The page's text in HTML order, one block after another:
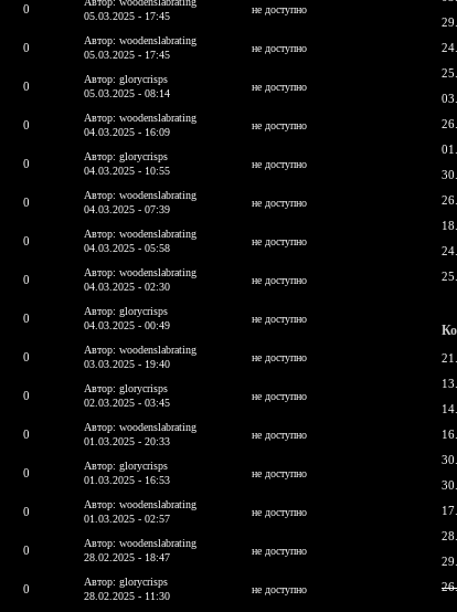
0
05.03.2025 - 17:45
не доступно
0
Автор: woodenslabrating
05.03.2025 - 17:45
не доступно
0
Автор: glorycrisps
05.03.2025 - 08:14
не доступно
0
Автор: woodenslabrating
04.03.2025 - 16:09
не доступно
0
Автор: glorycrisps
04.03.2025 - 10:55
не доступно
0
Автор: woodenslabrating
04.03.2025 - 07:39
не доступно
0
Автор: woodenslabrating
04.03.2025 - 05:58
не доступно
0
Автор: woodenslabrating
04.03.2025 - 02:30
не доступно
0
Автор: glorycrisps
04.03.2025 - 00:49
не доступно
0
Автор: woodenslabrating
03.03.2025 - 19:40
не доступно
0
Автор: glorycrisps
02.03.2025 - 03:45
не доступно
0
Автор: woodenslabrating
01.03.2025 - 20:33
не доступно
0
Автор: glorycrisps
01.03.2025 - 16:53
не доступно
0
Автор: woodenslabrating
01.03.2025 - 02:57
не доступно
0
Автор: woodenslabrating
28.02.2025 - 18:47
не доступно
0
Автор: glorycrisps
28.02.2025 - 11:30
не доступно